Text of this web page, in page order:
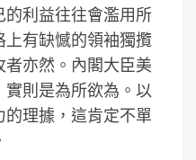
利益往往會濫用所
有缺憾的領袖獨攬
亦然。內閣大臣美
則是為所欲為。以
理據，這肯定不單